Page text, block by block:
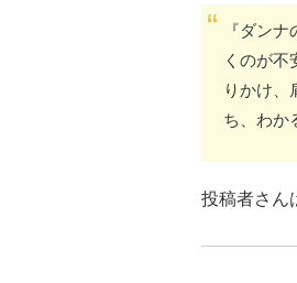
『ダン
くのが
りかけ、
ち、わか
投稿者さん